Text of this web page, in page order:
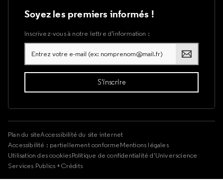
Soyez les premiers informés !
Inscrivez-vous à notre lettre d’information :
Plan du siteAccessibilité du site internet
Accessibilité : partiellement conformeMentions légales
Utilisation des cookiesPolitique de confidentialité d'Universcience
Services Publics +Crédits